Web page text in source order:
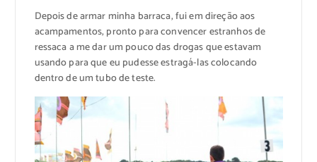
Depois de armar minha barraca, fui em direção aos
acampamentos, pronto para convencer estranhos de
ressaca a me dar um pouco das drogas que estavam
usando para que eu pudesse estragá-las colocando
dentro de um tubo de teste.